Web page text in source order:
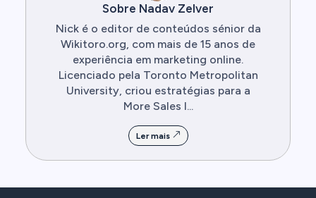
Sobre Nadav Zelver
Nick é o editor de conteúdos sénior da
Wikitoro.org, com mais de 15 anos de
experiência em marketing online.
Licenciado pela Toronto Metropolitan
University, criou estratégias para a
More Sales I...
Ler mais